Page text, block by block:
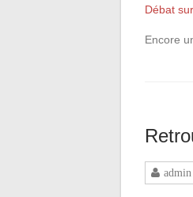
Débat
Encore
admin